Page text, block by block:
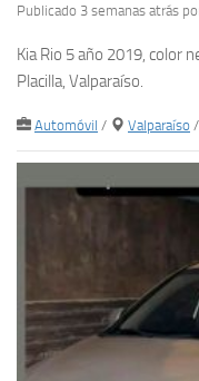
Publicado 3 semanas atrás
Kia Rio 5 año 2019, color
Placilla, Valparaíso.
Automóvil / Valparaíso